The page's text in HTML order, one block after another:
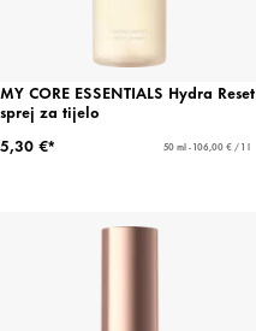
MY CORE ESSENTIALS Hydra Reset
sprej za tijelo
5,30 €*
50 ml - 106,00 € / 1 l